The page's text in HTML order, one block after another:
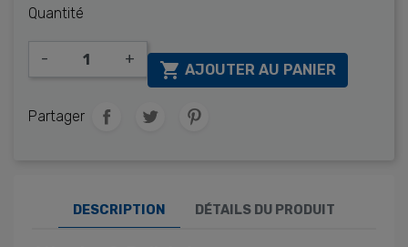
Quantité
- +
 AJOUTER AU PANIER
Partager
DESCRIPTION DÉTAILS DU PRODUIT